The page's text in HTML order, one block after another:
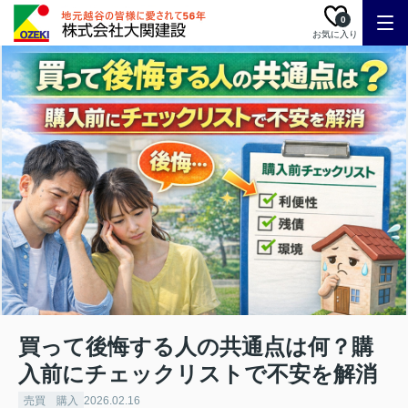
お気に入り
0
買って後悔する人の共通点は何？購
入前にチェックリストで不安を解消
売買 購入 2026.02.16